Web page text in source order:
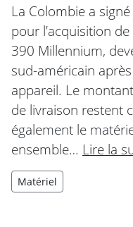
La Colombie a
pour l’acquisition
390 Millennium,
sud-américain
appareil. Le
de livraison restent
également le
ensemble… Lire la
Matériel